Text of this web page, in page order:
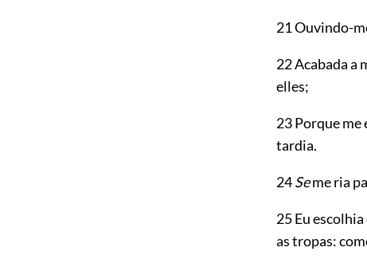
21 Ouvindo-
22 Acabada a
elles;
23 Porque me
tardia.
24Seme ria
25 Eu
as tropas: